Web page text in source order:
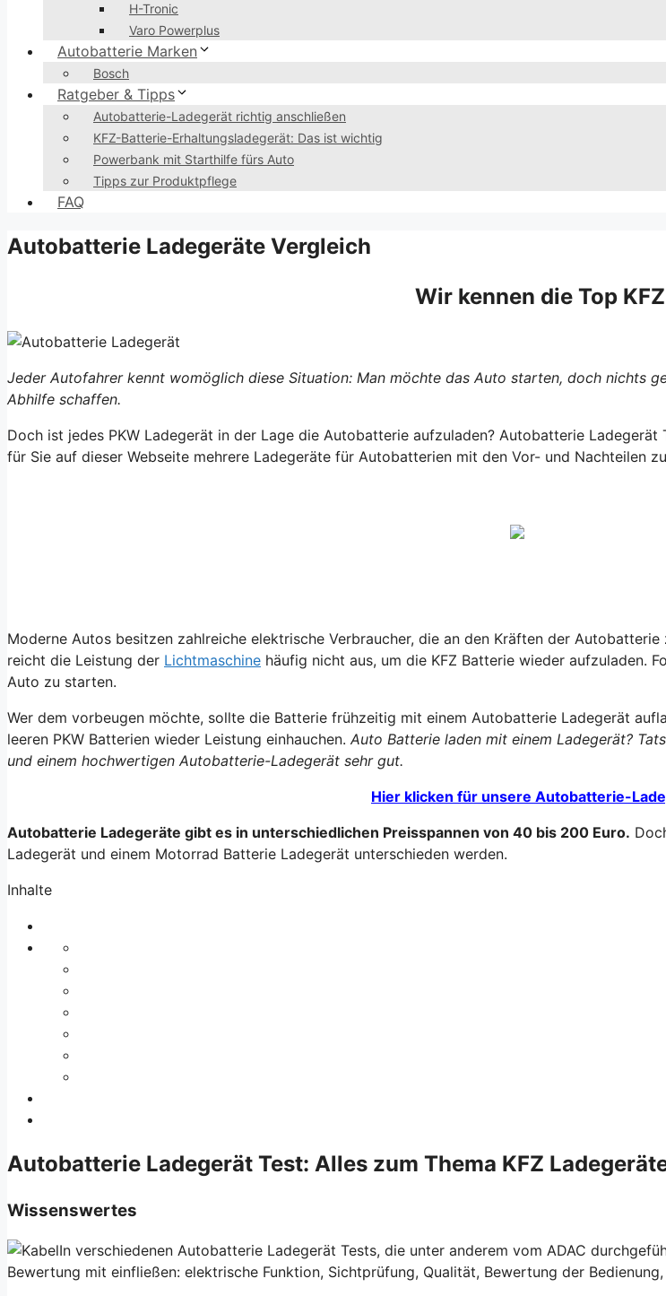
H-Tronic
Varo Powerplus
Autobatterie Marken
Bosch
Ratgeber & Tipps
Autobatterie-Ladegerät richtig anschließen
KFZ-Batterie-Erhaltungsladegerät: Das ist wichtig
Powerbank mit Starthilfe fürs Auto
Tipps zur Produktpflege
FAQ
Autobatterie Ladegeräte Vergleich
Wir kennen die Top
Jeder Autofahrer kennt womöglich diese Situation: Man möchte das Auto starten, doch nichts
Abhilfe schaffen.
Doch ist jedes PKW Ladegerät in der Lage die Autobatterie aufzuladen? Autobatterie Ladegerät
für Sie auf dieser Webseite mehrere Ladegeräte für Autobatterien mit den Vor- und Nachteilen
Moderne Autos besitzen zahlreiche elektrische Verbraucher, die an den Kräften der
reicht die Leistung der Lichtmaschine häufig nicht aus, um die KFZ Batterie wieder aufzuladen.
Auto zu starten.
Wer dem vorbeugen möchte, sollte die Batterie frühzeitig mit einem Autobatterie Ladegerät
leeren PKW Batterien wieder Leistung einhauchen. Auto Batterie laden mit einem Ladegerät?
und einem hochwertigen Autobatterie-Ladegerät sehr gut.
Hier klicken für unsere Autobatterie-
Autobatterie Ladegeräte gibt es in unterschiedlichen Preisspannen von 40 bis 200 Euro.
Ladegerät und einem Motorrad Batterie Ladegerät unterschieden werden.
Inhalte
Autobatterie Ladegerät Test: Alles zum Thema KFZ
Wissenswertes
In verschiedenen Autobatterie Ladegerät Tests, die unter anderem vom ADAC
Bewertung mit einfließen: elektrische Funktion, Sichtprüfung, Qualität, Bewertung der